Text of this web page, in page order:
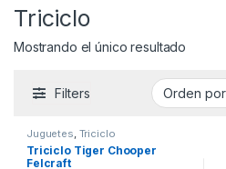
Triciclo
Mostrando el único resultado
Filters
Juguetes, Triciclo
Triciclo Tiger Chooper
Felcraft